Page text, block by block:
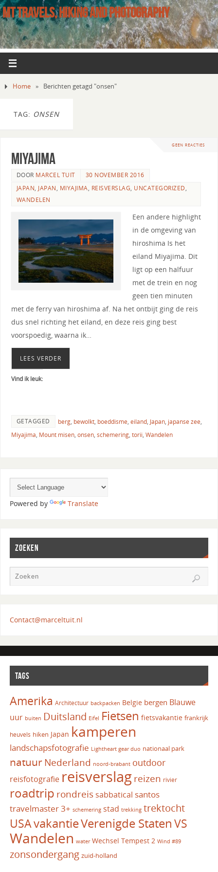
MT TRAVELS, HIKING AND PHOTOGRAPHY
Home » Berichten getagd "onsen"
TAG: ONSEN
GEEN REACTIES
Miyajima
DOOR MARCEL TUIT
30 NOVEMBER 2016
JAPAN, JAPAN, MIYAJIMA, REISVERSLAG, UNCATEGORIZED,
WANDELEN
Een andere highlight
in de omgeving van
hiroshima Is het
eiland Miyajima. Dit
ligt op een halfuur
met de trein en nog
geen tien minuten
met de ferry van hiroshima af. Na het ontbijt ging de reis
dus snel richting het eiland, en deze reis ging best
voorspoedig, waarna ik…
LEES VERDER
Vind ik leuk:
GETAGGED berg, bewolkt, boeddisme, eiland, Japan, japanse zee,
Miyajima, Mount misen, onsen, schemering, torii, Wandelen
Powered by Translate
ZOEKEN
Contact@marceltuit.nl
TAGS
Amerika Architectuur backpacken Belgie bergen Blauwe
uur buiten Duitsland Eifel Fietsen fietsvakantie frankrijk
heuvels hiken Japan kamperen
landschapsfotografie Lightheart gear duo nationaal park
natuur Nederland noord-brabant outdoor
reisfotografie reisverslag reizen rivier
roadtrip rondreis sabbatical santos
travelmaster 3+ schemering stad trekking trektocht
USAvakantieVerenigde StatenVS
Wandelen water Wechsel Tempest 2 Wind #89
zonsondergang zuid-holland